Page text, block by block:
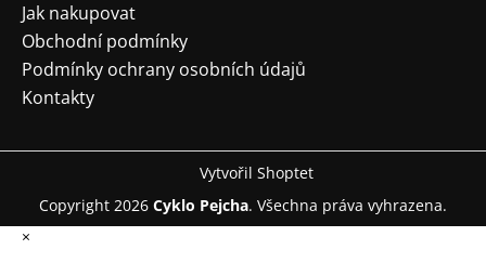
Jak nakupovat
Obchodní podmínky
Podmínky ochrany osobních údajů
Kontakty
Vytvořil Shoptet
Copyright 2026 Cyklo Pejcha. Všechna práva vyhrazena.
×